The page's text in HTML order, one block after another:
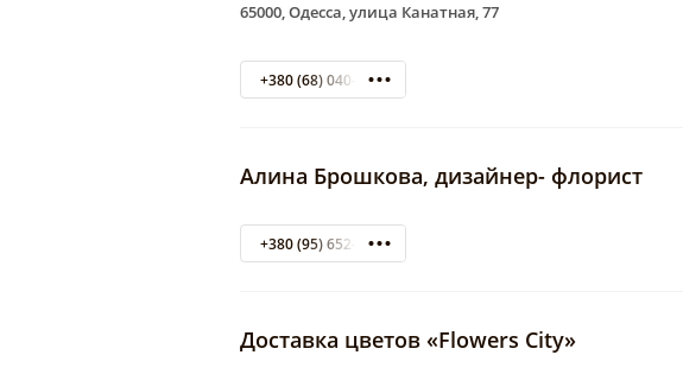
65000, Одесса, улица Канатная, 77
+380 (68) 040-19-28
Алина Брошкова, дизайнер- флорист
+380 (95) 652-11-47
Доставка цветов «Flowers City»